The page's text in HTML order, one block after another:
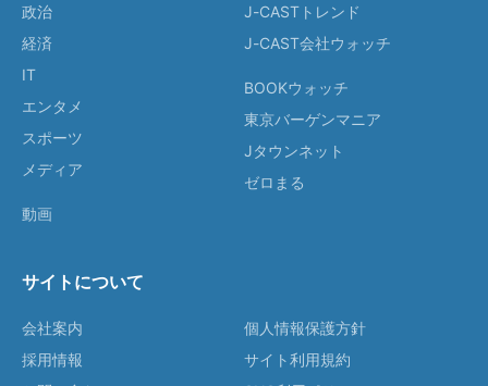
政治
経済
IT
エンタメ
スポーツ
メディア
動画
J-CASTトレンド
J-CAST会社ウォッチ
BOOKウォッチ
東京バーゲンマニア
Jタウンネット
ゼロまる
サイトについて
会社案内
採用情報
個人情報保護方針
サイト利用規約